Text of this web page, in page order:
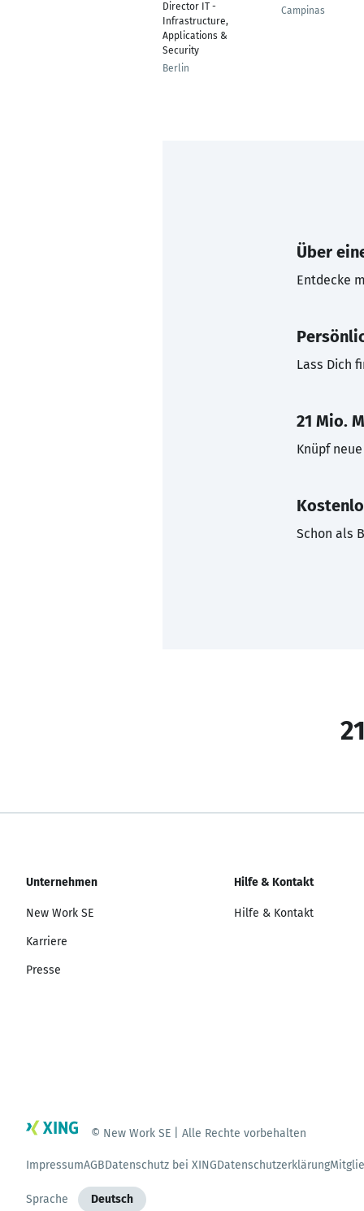
Director IT -
Infrastructure,
Applications &
Security
Berlin
Campinas
Über
Entdecke
Lass Dich
21 Mio.
Knüpf
Schon als
Unternehmen
New Work SE
Karriere
Presse
Hilfe & Kontakt
Hilfe & Kontakt
© New Work SE | Alle Rechte vorbehalten
ImpressumAGBDatenschutz bei XINGDatenschutzerklärung
Sprache Deutsch